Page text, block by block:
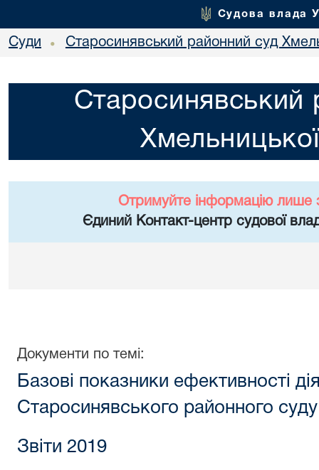
Судова влада
Суди • Старосинявський районний суд
Старосинявський
Отримуйте інформацію лише
Єдиний Контакт-центр судової
Документи по темі:
Базові показники ефективності
Старосинявського районного суду
Звіти 2019